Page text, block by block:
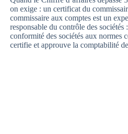
on exige : un certificat du
commissaire aux comptes est un
responsable du contrôle des sociétés
conformité des sociétés aux normes
certifie et approuve la comptabilité